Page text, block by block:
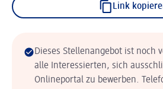
Link
Dieses Stellenangebot ist noch
alle Interessierten, sich
Onlineportal zu bewerben.